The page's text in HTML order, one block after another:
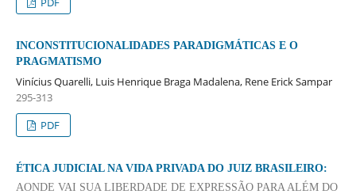
INCONSTITUCIONALIDADES PARADIGMÁTICAS E O
PRAGMATISMO
Vinícius Quarelli, Luis Henrique Braga Madalena, Rene Erick Sampar
295-313
PDF
ÉTICA JUDICIAL NA VIDA PRIVADA DO JUIZ BRASILEIRO:
AONDE VAI SUA LIBERDADE DE EXPRESSÃO PARA ALÉM DO